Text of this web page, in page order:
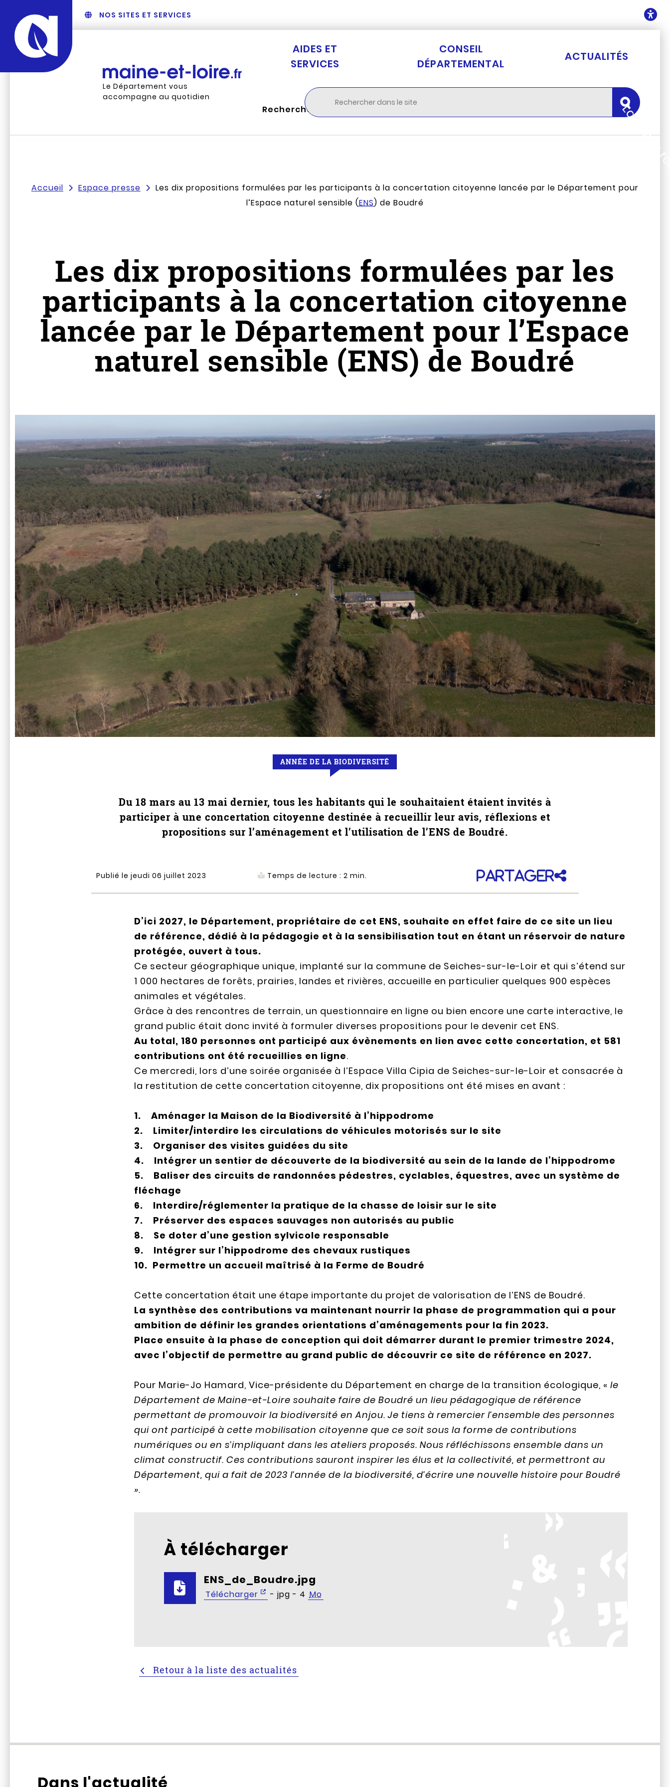
NOS SITES ET SERVICES
Le Département vous
accompagne au quotidien
AIDES ET
SERVICES
CONSEIL
DÉPARTEMENTAL
ACTUALITÉS
Rechercher
Accueil Espace presse
Les dix propositions formulées par les participants à la concertation citoyenne lancée par le Département pour
l’Espace naturel sensible (ENS) de Boudré
Les dix propositions formulées par les
participants à la concertation citoyenne
lancée par le Département pour l’Espace
naturel sensible (ENS) de Boudré
ANNÉE DE LA BIODIVERSITÉ
Du 18 mars au 13 mai dernier, tous les habitants qui le souhaitaient étaient invités à
participer à une concertation citoyenne destinée à recueillir leur avis, réflexions et
propositions sur l’aménagement et l’utilisation de l’ENS de Boudré.
Publié le jeudi 06 juillet 2023 Temps de lecture : 2 min. Partager
D’ici 2027, le Département, propriétaire de cet ENS, souhaite en effet faire de ce site un lieu
de référence, dédié à la pédagogie et à la sensibilisation tout en étant un réservoir de nature
protégée, ouvert à tous.
Ce secteur géographique unique, implanté sur la commune de Seiches-sur-le-Loir et qui s’étend sur
1 000 hectares de forêts, prairies, landes et rivières, accueille en particulier quelques 900 espèces
animales et végétales.
Grâce à des rencontres de terrain, un questionnaire en ligne ou bien encore une carte interactive, le
grand public était donc invité à formuler diverses propositions pour le devenir cet ENS.
Au total, 180 personnes ont participé aux évènements en lien avec cette concertation, et 581
contributions ont été recueillies en ligne.
Ce mercredi, lors d’une soirée organisée à l’Espace Villa Cipia de Seiches-sur-le-Loir et consacrée à
la restitution de cette concertation citoyenne, dix propositions ont été mises en avant :
1. Aménager la Maison de la Biodiversité à l’hippodrome
2. Limiter/interdire les circulations de véhicules motorisés sur le site
3. Organiser des visites guidées du site
4. Intégrer un sentier de découverte de la biodiversité au sein de la lande de l’hippodrome
5. Baliser des circuits de randonnées pédestres, cyclables, équestres, avec un système de
fléchage
6. Interdire/réglementer la pratique de la chasse de loisir sur le site
7. Préserver des espaces sauvages non autorisés au public
8. Se doter d’une gestion sylvicole responsable
9. Intégrer sur l’hippodrome des chevaux rustiques
10. Permettre un accueil maîtrisé à la Ferme de Boudré
Cette concertation était une étape importante du projet de valorisation de l’ENS de Boudré.
La synthèse des contributions va maintenant nourrir la phase de programmation qui a pour
ambition de définir les grandes orientations d’aménagements pour la fin 2023.
Place ensuite à la phase de conception qui doit démarrer durant le premier trimestre 2024,
avec l’objectif de permettre au grand public de découvrir ce site de référence en 2027.
Pour Marie-Jo Hamard, Vice-présidente du Département en charge de la transition écologique, « le
Département de Maine-et-Loire souhaite faire de Boudré un lieu pédagogique de référence
permettant de promouvoir la biodiversité en Anjou. Je tiens à remercier l’ensemble des personnes
qui ont participé à cette mobilisation citoyenne que ce soit sous la forme de contributions
numériques ou en s’impliquant dans les ateliers proposés. Nous réfléchissons ensemble dans un
climat constructif. Ces contributions sauront inspirer les élus et la collectivité, et permettront au
Département, qui a fait de 2023 l’année de la biodiversité, d’écrire une nouvelle histoire pour Boudré
».
À télécharger
ENS_de_Boudre.jpg
Télécharger - jpg - 4 Mo
Retour à la liste des actualités
Dans l'actualité